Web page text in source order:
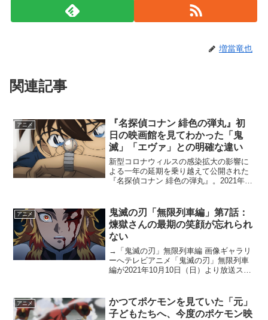
増當竜也
関連記事
アニメ
『名探偵コナン 緋色の弾丸』初
日の映画館を見てわかった「鬼
滅」「エヴァ」との明確な違い
新型コロナウィルスの感染拡大の影響に
よる一年の延期を乗り越えて公開された
『名探偵コナン 緋色の弾丸』。2021年4
私はその初日と最初の週末の“コナン”の様
子を見るために...
アニメ
鬼滅の刃「無限列車編」第7話：
煉獄さんの最期の笑顔が忘れられ
ない
→「鬼滅の刃」無限列車編 画像ギャラリ
ーへテレビアニメ「鬼滅の刃」無限列車
編が2021年10月10日（日）より放送スタ
メとして再構成されて放送される。本記
事では、第7...
アニメ
かつてポケモンを見ていた「元」
子どもたちへ、今度のポケモン映